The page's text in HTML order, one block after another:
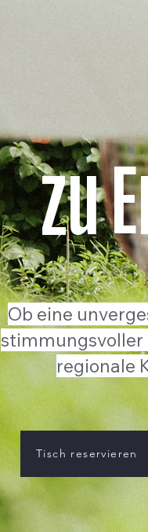
zu
Ob eine
stimmungsvoller
regionale
Tisch reservieren